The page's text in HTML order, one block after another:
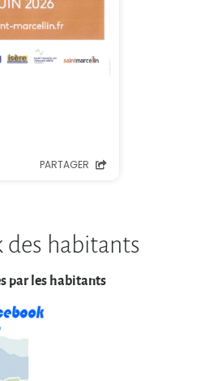
par les habitants